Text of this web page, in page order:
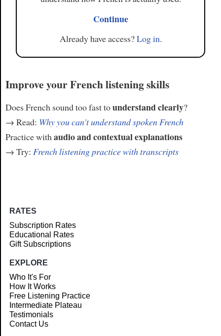
Continue
Already have access?Log in.
Improve your French listening skills
Does French sound too fast tounderstand clearly?
→ Read: Why you can't understand spoken French
Practice with audio and contextual explanations
→ Try: French listening practice with transcripts
RATES
Subscription Rates
Educational Rates
Gift Subscriptions
EXPLORE
Who It's For
How It Works
Free Listening Practice
Intermediate Plateau
Testimonials
Contact Us